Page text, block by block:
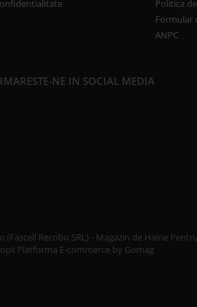
Politica
Formular
ANPC
NE IN SOCIAL MEDIA
(Fascell Recobo SRL) - Magazin de Haine Pentru
Platforma E-commerce by Gomag